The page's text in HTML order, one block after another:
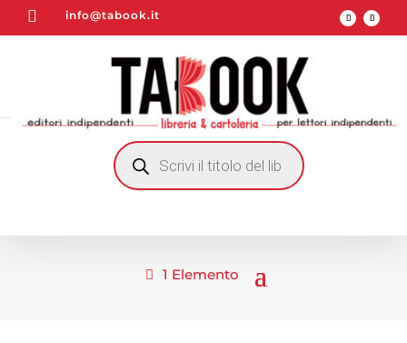
 info@tabook.it
RICERCA
PRODOTTI
1 Elemento